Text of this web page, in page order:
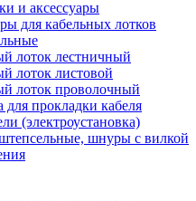
и аксессуары
для кабельных лотков
лоток лестничный
лоток листовой
лоток проволочный
прокладки кабеля
(электроустановка)
шнуры с вилкой